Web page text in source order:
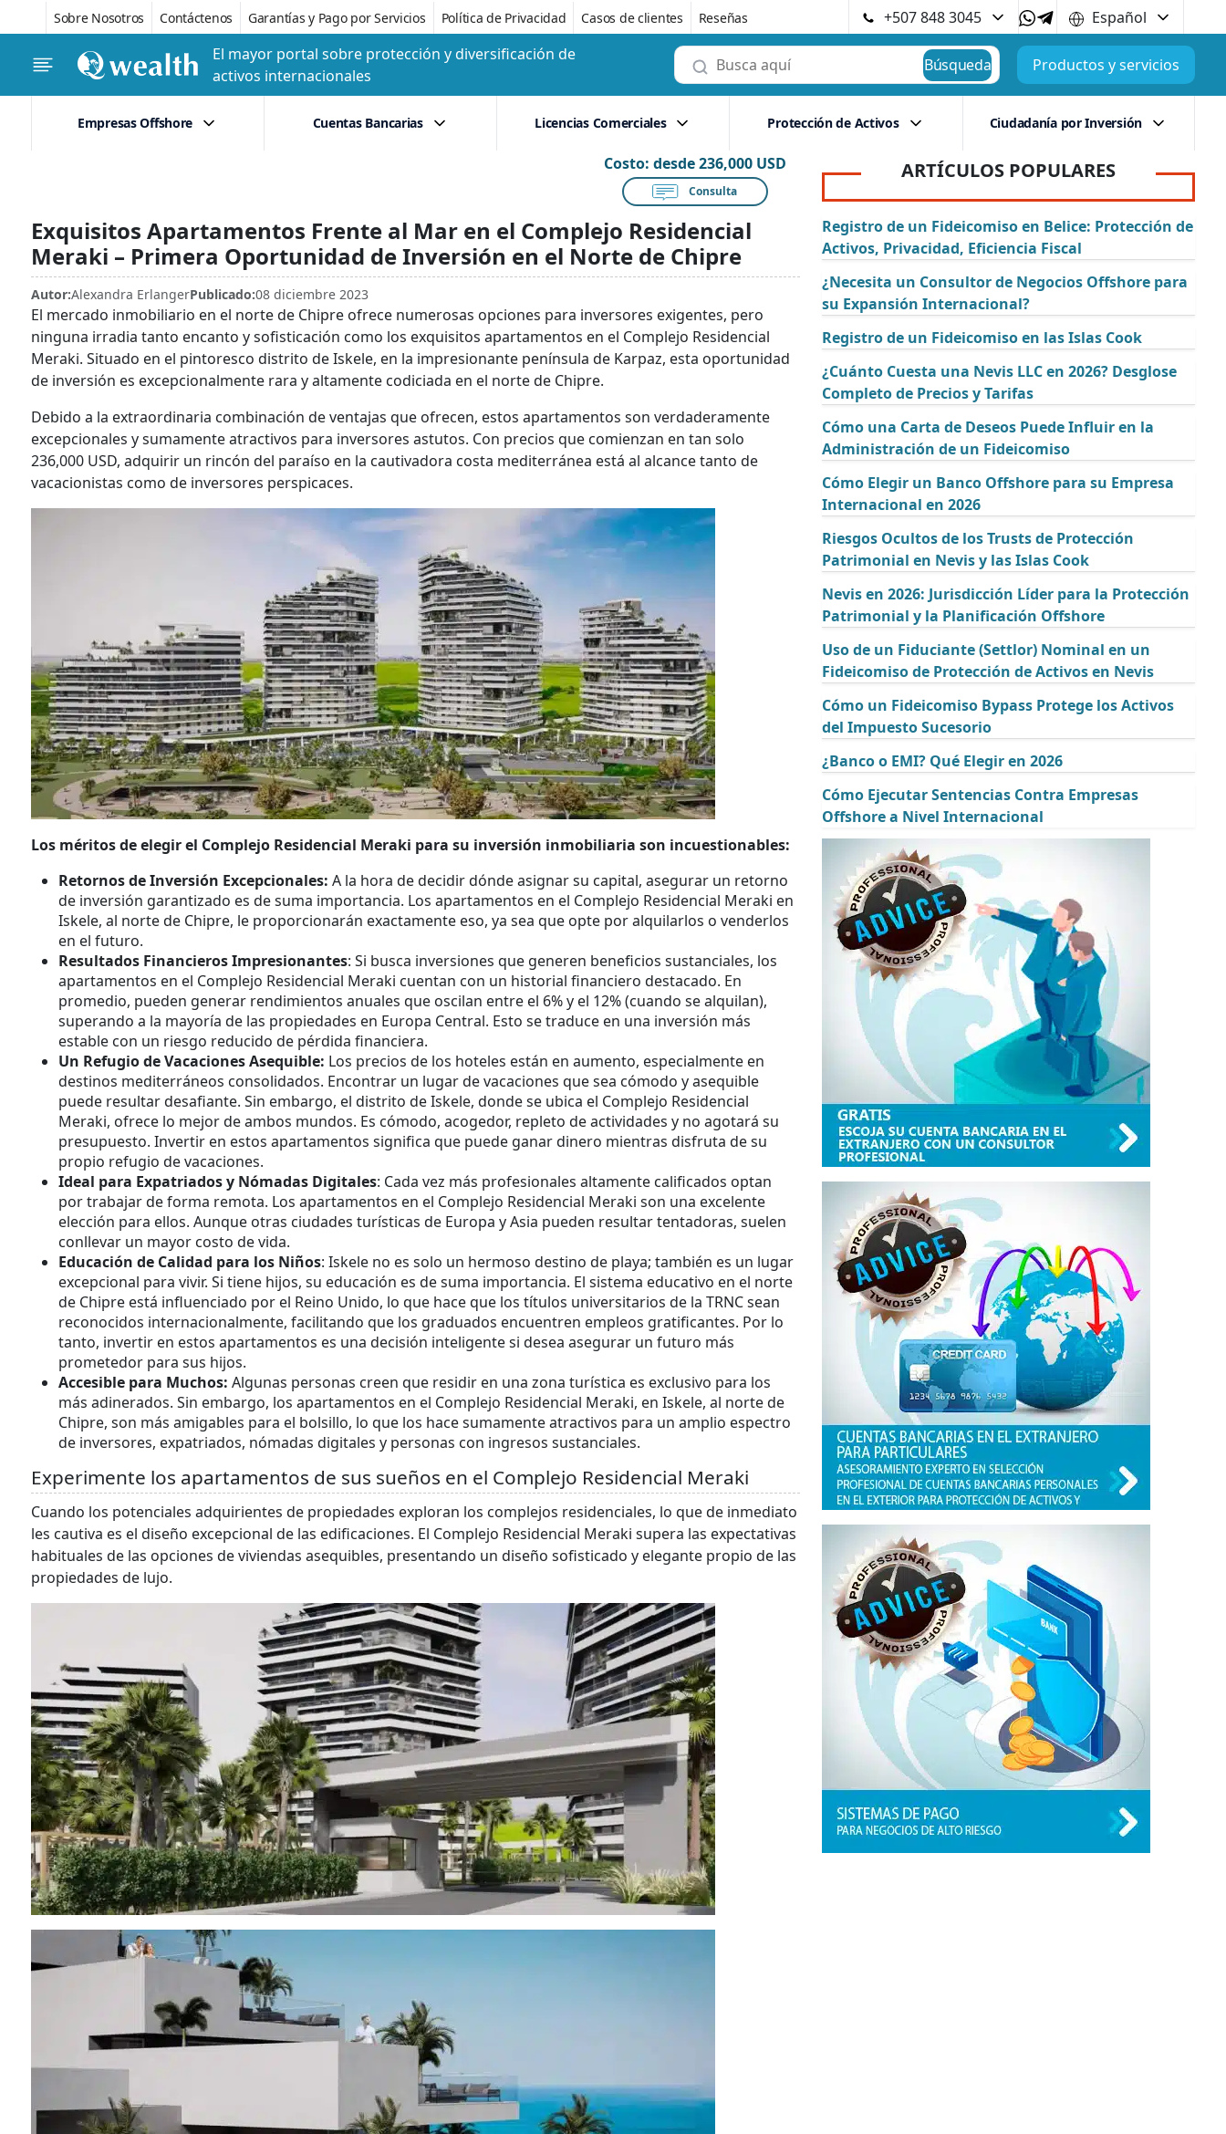
Sobre Nosotros Contáctenos Garantías y Pago por Servicios Política de Privacidad Casos de clientes Reseñas +507 848 3045
Español
El mayor portal sobre protección y diversificación de
activos internacionales
Búsqueda Productos y servicios
Empresas Offshore Cuentas Bancarias Licencias Comerciales Protección de Activos Ciudadanía por Inversión
Costo: desde 236,000 USD
Consulta
Exquisitos Apartamentos Frente al Mar en el Complejo Residencial
Meraki – Primera Oportunidad de Inversión en el Norte de Chipre
Autor:Alexandra ErlangerPublicado:08 diciembre 2023
El mercado inmobiliario en el norte de Chipre ofrece numerosas opciones para inversores exigentes, pero
ninguna irradia tanto encanto y sofisticación como los exquisitos apartamentos en el Complejo Residencial
Meraki. Situado en el pintoresco distrito de Iskele, en la impresionante península de Karpaz, esta oportunidad
de inversión es excepcionalmente rara y altamente codiciada en el norte de Chipre.
Debido a la extraordinaria combinación de ventajas que ofrecen, estos apartamentos son verdaderamente
excepcionales y sumamente atractivos para inversores astutos. Con precios que comienzan en tan solo
236,000 USD, adquirir un rincón del paraíso en la cautivadora costa mediterránea está al alcance tanto de
vacacionistas como de inversores perspicaces.
Los méritos de elegir el Complejo Residencial Meraki para su inversión inmobiliaria son incuestionables:
Retornos de Inversión Excepcionales: A la hora de decidir dónde asignar su capital, asegurar un retorno
de inversión garantizado es de suma importancia. Los apartamentos en el Complejo Residencial Meraki en
Iskele, al norte de Chipre, le proporcionarán exactamente eso, ya sea que opte por alquilarlos o venderlos
en el futuro.
Resultados Financieros Impresionantes: Si busca inversiones que generen beneficios sustanciales, los
apartamentos en el Complejo Residencial Meraki cuentan con un historial financiero destacado. En
promedio, pueden generar rendimientos anuales que oscilan entre el 6% y el 12% (cuando se alquilan),
superando a la mayoría de las propiedades en Europa Central. Esto se traduce en una inversión más
estable con un riesgo reducido de pérdida financiera.
Un Refugio de Vacaciones Asequible: Los precios de los hoteles están en aumento, especialmente en
destinos mediterráneos consolidados. Encontrar un lugar de vacaciones que sea cómodo y asequible
puede resultar desafiante. Sin embargo, el distrito de Iskele, donde se ubica el Complejo Residencial
Meraki, ofrece lo mejor de ambos mundos. Es cómodo, acogedor, repleto de actividades y no agotará su
presupuesto. Invertir en estos apartamentos significa que puede ganar dinero mientras disfruta de su
propio refugio de vacaciones.
Ideal para Expatriados y Nómadas Digitales: Cada vez más profesionales altamente calificados optan
por trabajar de forma remota. Los apartamentos en el Complejo Residencial Meraki son una excelente
elección para ellos. Aunque otras ciudades turísticas de Europa y Asia pueden resultar tentadoras, suelen
conllevar un mayor costo de vida.
Educación de Calidad para los Niños: Iskele no es solo un hermoso destino de playa; también es un lugar
excepcional para vivir. Si tiene hijos, su educación es de suma importancia. El sistema educativo en el norte
de Chipre está influenciado por el Reino Unido, lo que hace que los títulos universitarios de la TRNC sean
reconocidos internacionalmente, facilitando que los graduados encuentren empleos gratificantes. Por lo
tanto, invertir en estos apartamentos es una decisión inteligente si desea asegurar un futuro más
prometedor para sus hijos.
Accesible para Muchos: Algunas personas creen que residir en una zona turística es exclusivo para los
más adinerados. Sin embargo, los apartamentos en el Complejo Residencial Meraki, en Iskele, al norte de
Chipre, son más amigables para el bolsillo, lo que los hace sumamente atractivos para un amplio espectro
de inversores, expatriados, nómadas digitales y personas con ingresos sustanciales.
Experimente los apartamentos de sus sueños en el Complejo Residencial Meraki
Cuando los potenciales adquirientes de propiedades exploran los complejos residenciales, lo que de inmediato
les cautiva es el diseño excepcional de las edificaciones. El Complejo Residencial Meraki supera las expectativas
habituales de las opciones de viviendas asequibles, presentando un diseño sofisticado y elegante propio de las
propiedades de lujo.
ARTÍCULOS POPULARES
Registro de un Fideicomiso en Belice: Protección de
Activos, Privacidad, Eficiencia Fiscal
¿Necesita un Consultor de Negocios Offshore para
su Expansión Internacional?
Registro de un Fideicomiso en las Islas Cook
¿Cuánto Cuesta una Nevis LLC en 2026? Desglose
Completo de Precios y Tarifas
Cómo una Carta de Deseos Puede Influir en la
Administración de un Fideicomiso
Cómo Elegir un Banco Offshore para su Empresa
Internacional en 2026
Riesgos Ocultos de los Trusts de Protección
Patrimonial en Nevis y las Islas Cook
Nevis en 2026: Jurisdicción Líder para la Protección
Patrimonial y la Planificación Offshore
Uso de un Fiduciante (Settlor) Nominal en un
Fideicomiso de Protección de Activos en Nevis
Cómo un Fideicomiso Bypass Protege los Activos
del Impuesto Sucesorio
¿Banco o EMI? Qué Elegir en 2026
Cómo Ejecutar Sentencias Contra Empresas
Offshore a Nivel Internacional